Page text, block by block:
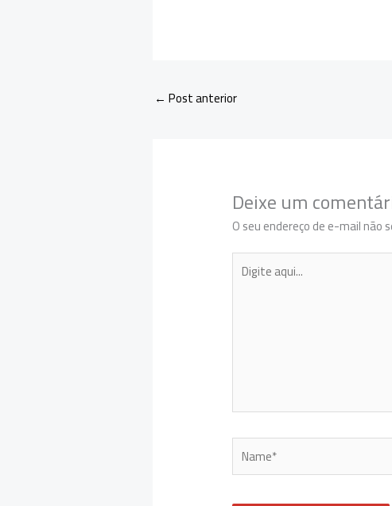
← Post anterior
Deixe um
O seu endereço de e-mail não
Digite
aqui...
Name*